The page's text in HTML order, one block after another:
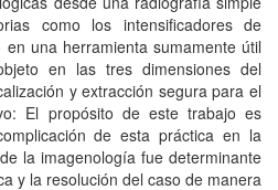
como los intensificadores de
una herramienta sumamente útil
en las tres dimensiones del
y extracción segura para el
El propósito de este trabajo es
de esta práctica en la
la imagenología fue determinante
y la resolución del caso de manera